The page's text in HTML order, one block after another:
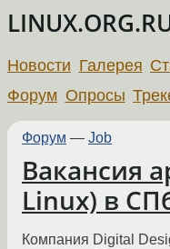
Новости Галерея
Форум Опросы
Форум — Job
Вакансия
Linux) в
Компания Digital